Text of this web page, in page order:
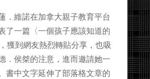
維諾在加拿大親子教育平台
了一篇〈一個孩子應該知道的
獲到網友熱烈轉貼分享，也吸
．侯桀的注意，進而邀請她一
書中文字延伸了部落格文章的